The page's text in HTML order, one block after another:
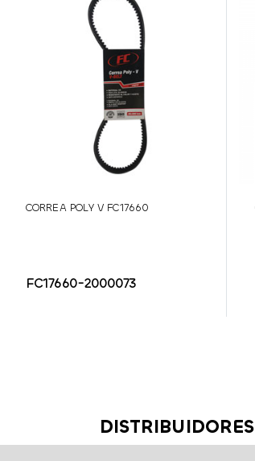
CORREA POLY V FC17660
FC17660-2000073